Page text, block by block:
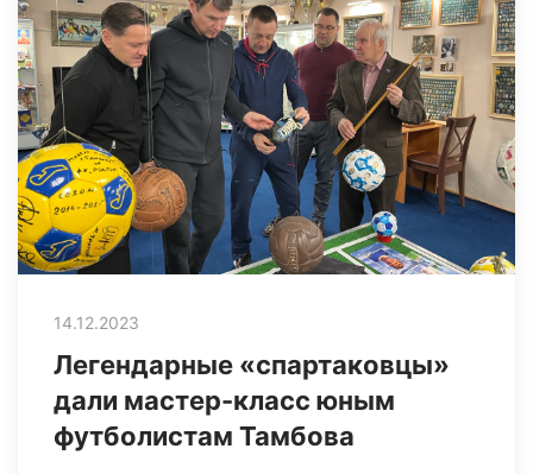
14.12.2023
Легендарные «спартаковцы»
дали мастер-класс юным
футболистам Тамбова